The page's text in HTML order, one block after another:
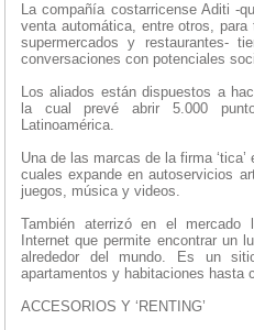
La compañía costarricense Aditi -
venta automática, entre otros,
supermercados y restaurantes-
conversaciones con potenciales
Los aliados están dispuestos a
la cual prevé abrir 5.000
Latinoamérica.
Una de las marcas de la firma
cuales expande en autoservicios
juegos, música y videos.
También aterrizó en el mercado
Internet que permite encontrar un
alrededor del mundo. Es un
apartamentos y habitaciones hasta
ACCESORIOS Y ‘RENTING’